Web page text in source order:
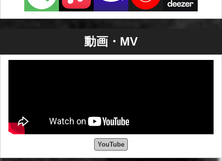
動画・MV
YouTube